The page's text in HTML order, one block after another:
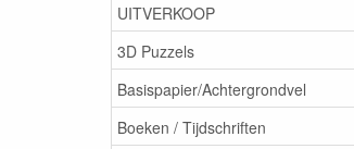
UITVERKOOP
3D Puzzels
Basispapier/Achtergrondvel
Boeken / Tijdschriften